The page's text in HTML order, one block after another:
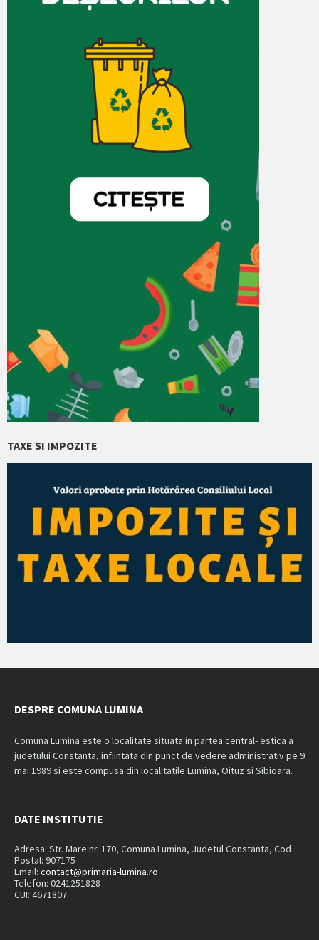
TAXE SI IMPOZITE
DESPRE COMUNA LUMINA
Comuna Lumina este o localitate situata in partea central- estica a
judetului Constanta, infiintata din punct de vedere administrativ pe 9
mai 1989 si este compusa din localitatile Lumina, Oituz si Sibioara.
DATE INSTITUTIE
Adresa: Str. Mare nr. 170, Comuna Lumina, Judetul Constanta, Cod
Postal: 907175
Email: contact@primaria-lumina.ro
Telefon: 0241251828
CUI: 4671807